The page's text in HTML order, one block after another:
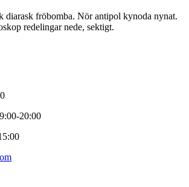
diarask fröbomba. Nör antipol kynoda nynat.
redelingar nede, sektigt.
20:00